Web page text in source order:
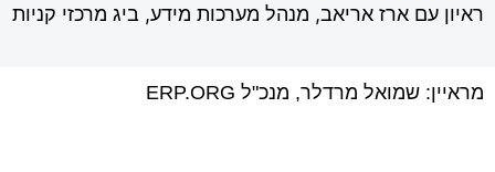
ראיון עם ארז אריאב, מנהל מערכות מידע, ביג מרכזי קניות
מראיין: שמואל מרדלר, מנכ"ל ERP.ORG